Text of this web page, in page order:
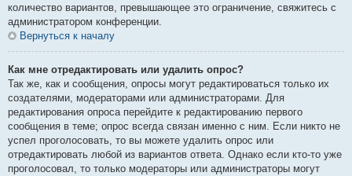
количество вариантов, превышающее это ограничение, свяжитесь с
администратором конференции.
Вернуться к началу
Как мне отредактировать или удалить опрос?
Так же, как и сообщения, опросы могут редактироваться только их
создателями, модераторами или администраторами. Для
редактирования опроса перейдите к редактированию первого
сообщения в теме; опрос всегда связан именно с ним. Если никто не
успел проголосовать, то вы можете удалить опрос или
отредактировать любой из вариантов ответа. Однако если кто-то уже
проголосовал, то только модераторы или администраторы могут